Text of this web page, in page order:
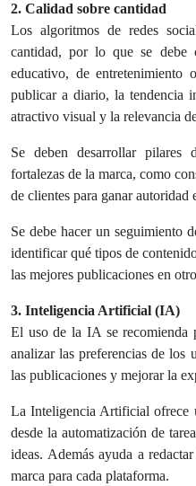
2. Calidad sobre cantidad
Los algoritmos de redes
cantidad, por lo que se debe
educativo, de entretenimiento
publicar a diario, la tendencia
atractivo visual y la relevancia
Se deben desarrollar
fortalezas de la marca, como
de clientes para ganar autoridad
Se debe hacer un seguimiento
identificar qué tipos de
las mejores publicaciones en
3. Inteligencia Artificial (IA)
El uso de la IA se recomienda
analizar las preferencias de los
las publicaciones y mejorar la
La Inteligencia Artificial ofrece
desde la automatización de
ideas. Además ayuda a
marca para cada plataforma.